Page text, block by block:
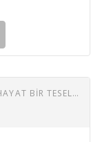
ERKIN KORAY - GÖNÜL SALINCAĞI - HAYAT BIR TESELLI 45 LIK PLAK